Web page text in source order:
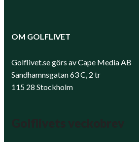
OM GOLFLIVET
Golflivet.se görs av Cape Media AB
Sandhamnsgatan 63 C, 2 tr
115 28 Stockholm